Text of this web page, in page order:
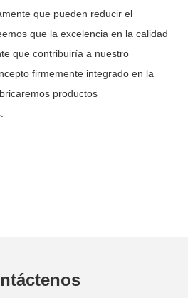
que pueden reducir el
que la excelencia en la calidad
que contribuiría a nuestro
firmemente integrado en la
productos